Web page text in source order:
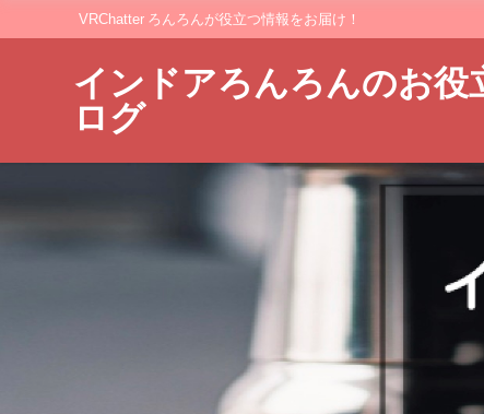
VRChatter ろんろんが役立つ情報をお届け！
インドアろんろんのお役
ログ